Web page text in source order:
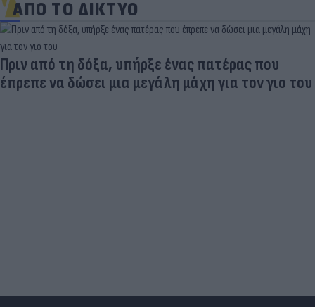
ΑΠΟ ΤΟ ΔΙΚΤΥΟ
Πριν από τη δόξα, υπήρξε ένας πατέρας που
έπρεπε να δώσει μια μεγάλη μάχη για τον γιο του